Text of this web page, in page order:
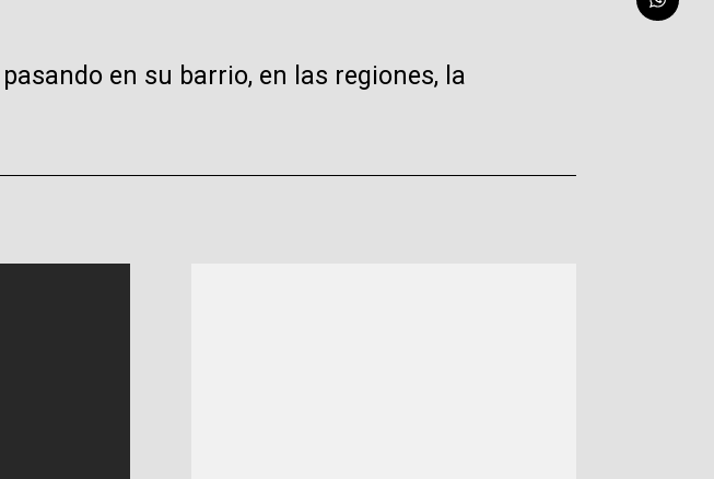
en su barrio, en las regiones, la